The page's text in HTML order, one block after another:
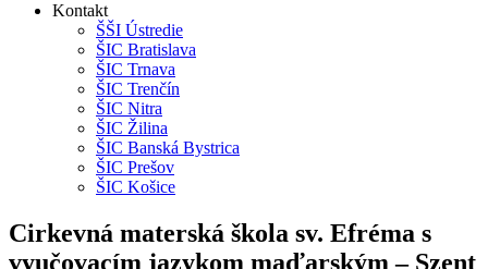
Kontakt
ŠŠI Ústredie
ŠIC Bratislava
ŠIC Trnava
ŠIC Trenčín
ŠIC Nitra
ŠIC Žilina
ŠIC Banská Bystrica
ŠIC Prešov
ŠIC Košice
Cirkevná materská škola sv. Efréma s
vyučovacím jazykom maďarským – Szent